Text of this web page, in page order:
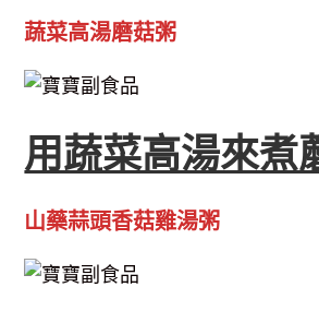
蔬菜高湯磨菇粥
用蔬菜高湯來煮
山藥蒜頭香菇雞湯粥